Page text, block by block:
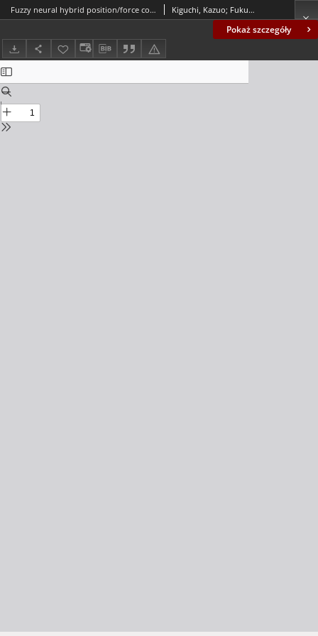
Pokaż szczegóły
Fuzzy neural hybrid position/force control for robot manipulators Kiguchi, Kazuo; Fukuda, Toshio